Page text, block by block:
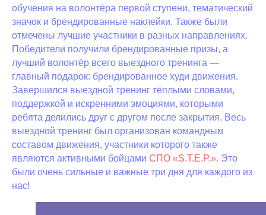
обучения на волонтёра первой ступени, тематический
значок и брендированные наклейки. Также были
отмечены лучшие участники в разных направлениях.
Победители получили брендированные призы, а
лучший волонтёр всего выездного тренинга —
главный подарок: брендированное худи движения.
Завершился выездной тренинг тёплыми словами,
поддержкой и искренними эмоциями, которыми
ребята делились друг с другом после закрытия. Весь
выездной тренинг был организован командным
составом движения, участники которого также
являются активными бойцами СПО «S.T.E.P.». Это
были очень сильные и важные три дня для каждого из
нас!